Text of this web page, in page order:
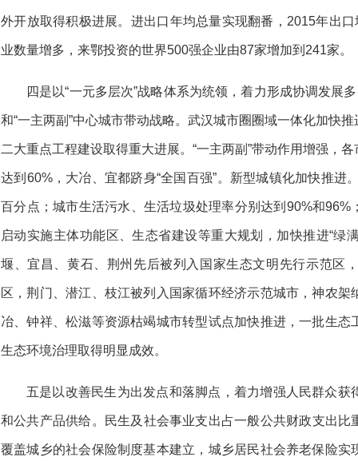
外开放取得积极进展。进出口年均总量实现翻番，2015年出
业数量增多，来鄂投资的世界500强企业由87家增加到241家。
四是以“一元多层次”战略体系为统领，着力形成协调发展
和“一主两副”中心城市带动战略。武汉城市圈圈域一体化加快
二大重点工程建设取得重大进展。“一主两副”带动作用增强，
达到60%，大冶、宜都跻身“全国百强”。新型城镇化加快推进
百分点；城市生活污水、生活垃圾处理率分别达到90%和
启动实施主体功能区、生态省建设等重大规划，加快推进“绿
堰、宜昌、黄石、荆州先后被列入国家生态文明先行示范区
区，荆门、潜江、枝江被列入国家循环经济示范城市，神农
冶、钟祥、松滋等资源枯竭城市转型试点加快推进，一批生
生态环境治理取得明显成效。
五是以改善民生为出发点和落脚点，着力增强人民群众
和公共产品供给。民生及社会事业支出占一般公共财政支出
覆盖城乡的社会保险制度基本建立，城乡居民社会养老保险